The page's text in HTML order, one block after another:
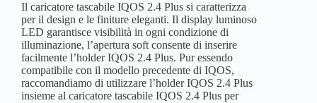
Il caricatore tascabile IQOS 2.4 Plus si caratterizza
per il design e le finiture eleganti. Il display luminoso
LED garantisce visibilità in ogni condizione di
illuminazione, l’apertura soft consente di inserire
facilmente l’holder IQOS 2.4 Plus. Pur essendo
compatibile con il modello precedente di IQOS,
raccomandiamo di utilizzare l’holder IQOS 2.4 Plus
insieme al caricatore tascabile IQOS 2.4 Plus per